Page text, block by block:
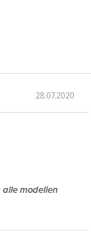
28.07.2020
alle modellen